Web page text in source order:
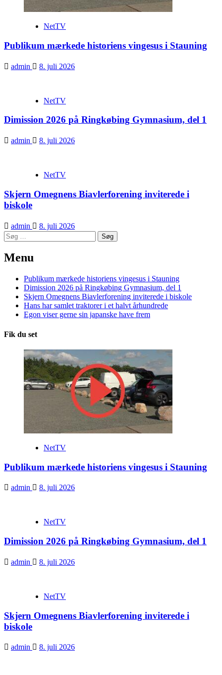
NetTV
Publikum mærkede historiens vingesus i Stauning
admin 8. juli 2026
NetTV
Dimission 2026 på Ringkøbing Gymnasium, del 1
admin 8. juli 2026
NetTV
Skjern Omegnens Biavlerforening inviterede i
biskole
admin
8. juli 2026
Søg
efter:
Menu
Publikum mærkede historiens vingesus i Stauning
Dimission 2026 på Ringkøbing Gymnasium, del 1
Skjern Omegnens Biavlerforening inviterede i biskole
Hans har samlet traktorer i et halvt århundrede
Egon viser gerne sin japanske have frem
Fik du set
NetTV
Publikum mærkede historiens vingesus i Stauning
admin 8. juli 2026
NetTV
Dimission 2026 på Ringkøbing Gymnasium, del 1
admin 8. juli 2026
NetTV
Skjern Omegnens Biavlerforening inviterede i
biskole
admin 8. juli 2026